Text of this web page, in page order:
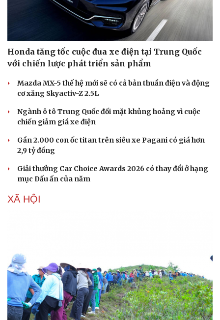
Honda tăng tốc cuộc đua xe điện tại Trung Quốc
với chiến lược phát triển sản phẩm
Mazda MX-5 thế hệ mới sẽ có cả bản thuần điện và động
cơ xăng Skyactiv-Z 2.5L
Ngành ô tô Trung Quốc đối mặt khủng hoảng vì cuộc
chiến giảm giá xe điện
Gần 2.000 con ốc titan trên siêu xe Pagani có giá hơn
2,9 tỷ đồng
Giải thưởng Car Choice Awards 2026 có thay đổi ở hạng
mục Dấu ấn của năm
XÃ HỘI